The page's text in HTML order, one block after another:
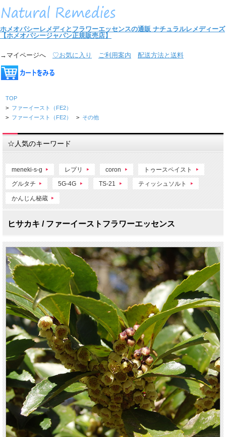
ホメオパシーレメディとフラワーエッセンスの通販 ナチュラルレメディーズ
【ホメオパシージャパン正規販売店】
→マイページへ ♡お気に入り ご利用案内 配送方法と送料
TOP
> ファーイースト（FE2）
> ファーイースト（FE2） > その他
☆人気のキーワード
meneki-s-g レプリ coron トゥースペイスト
グルタチ 5G-4G TS-21 ティッシュソルト
かんじん秘蔵
ヒサカキ / ファーイーストフラワーエッセンス